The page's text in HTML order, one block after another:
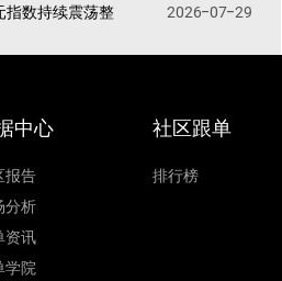
指数持续震荡整 2026-07-29
中心
报告
分析
资讯
学院
社区跟单
排行榜